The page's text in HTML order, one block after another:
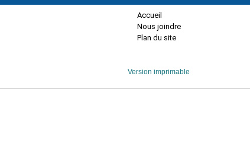
Accueil
Nous joindre
Plan du site
Version imprimable